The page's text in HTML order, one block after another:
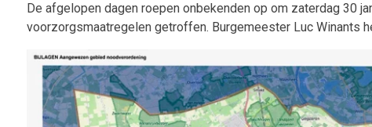
De afgelopen dagen roepen onbekenden op om zaterdag 30
voorzorgsmaatregelen getroffen. Burgemeester Luc Winants